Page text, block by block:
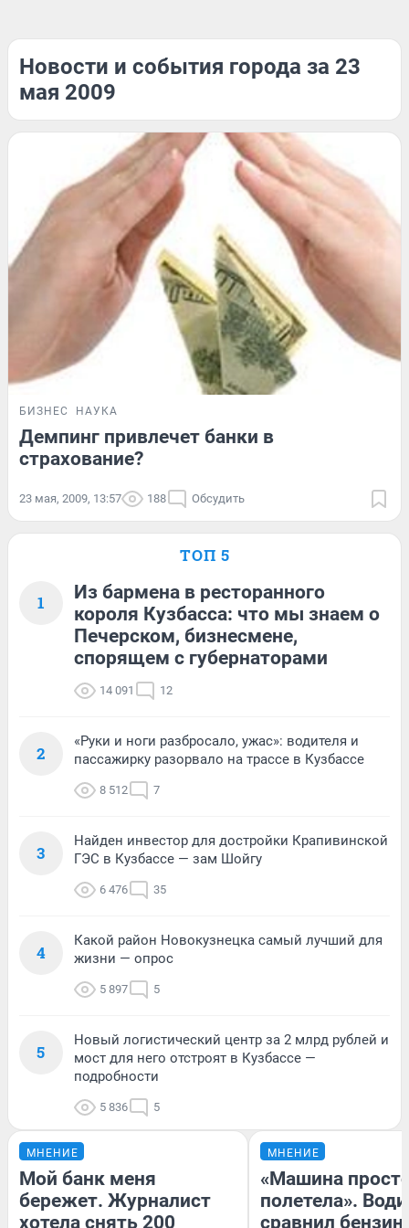
Новости и события города за 23
мая 2009
БИЗНЕС НАУКА
Демпинг привлечет банки в
страхование?
23 мая, 2009, 13:57 188 Обсудить
ТОП 5
1
Из бармена в ресторанного
короля Кузбасса: что мы знаем о
Печерском, бизнесмене,
спорящем с губернаторами
14 091 12
2
«Руки и ноги разбросало, ужас»: водителя и
пассажирку разорвало на трассе в Кузбассе
8 512 7
3
Найден инвестор для достройки Крапивинской
ГЭС в Кузбассе — зам Шойгу
6 476 35
4
Какой район Новокузнецка самый лучший для
жизни — опрос
5 897 5
5
Новый логистический центр за 2 млрд рублей и
мост для него отстроят в Кузбассе —
подробности
5 836 5
МНЕНИЕ
Мой банк меня
бережет. Журналист
хотела снять 200
МНЕНИЕ
«Машина
полетела».
сравнил бензин